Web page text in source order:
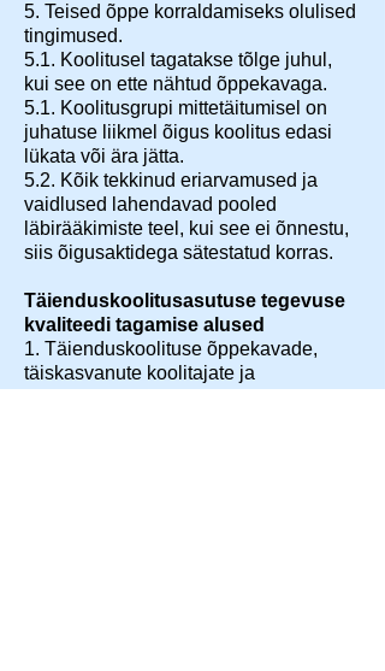
5. Teised õppe korraldamiseks olulised
tingimused.
5.1. Koolitusel tagatakse tõlge juhul,
kui see on ette nähtud õppekavaga.
5.1. Koolitusgrupi mittetäitumisel on
juhatuse liikmel õigus koolitus edasi
lükata või ära jätta.
5.2. Kõik tekkinud eriarvamused ja
vaidlused lahendavad pooled
läbirääkimiste teel, kui see ei õnnestu,
siis õigusaktidega sätestatud korras.
Täienduskoolitusasutuse tegevuse
kvaliteedi tagamise alused
1. Täienduskoolituse õppekavade,
täiskasvanute koolitajate ja